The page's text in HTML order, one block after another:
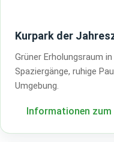
Kurpark der
Grüner Erholungsraum
Spaziergänge, ruhige
Umgebung.
Informationen zum